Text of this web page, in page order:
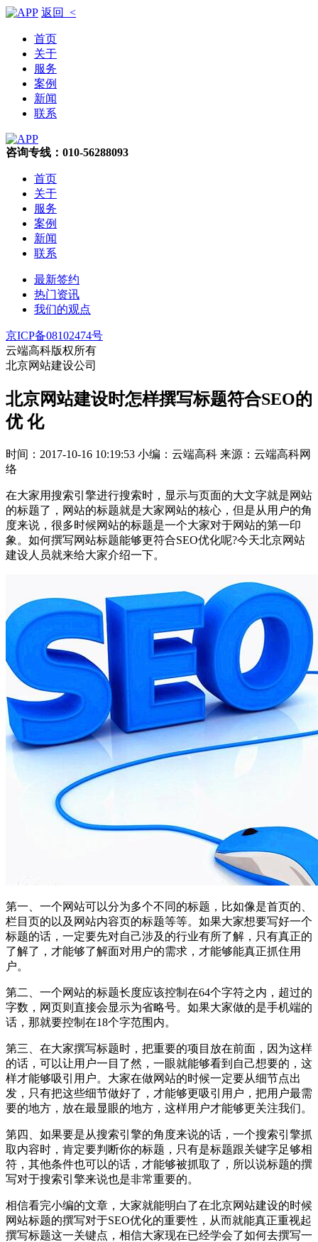
返回 <
首页
关于
服务
案例
新闻
联系
咨询专线：010-56288093
首页
关于
服务
案例
新闻
联系
最新签约
热门资讯
我们的观点
京ICP备08102474号
云端高科版权所有
北京网站建设公司
北京网站建设时怎样撰写标题符合SEO的
优 化
时间：2017-10-16 10:19:53 小编：云端高科 来源：云端高科网
络
在大家用搜索引擎进行搜索时，显示与页面的大文字就是网站
的标题了，网站的标题就是大家网站的核心，但是从用户的角
度来说，很多时候网站的标题是一个大家对于网站的第一印
象。如何撰写网站标题能够更符合SEO优化呢?今天北京网站
建设人员就来给大家介绍一下。
第一、一个网站可以分为多个不同的标题，比如像是首页的、
栏目页的以及网站内容页的标题等等。如果大家想要写好一个
标题的话，一定要先对自己涉及的行业有所了解，只有真正的
了解了，才能够了解面对用户的需求，才能够能真正抓住用
户。
第二、一个网站的标题长度应该控制在64个字符之内，超过的
字数，网页则直接会显示为省略号。如果大家做的是手机端的
话，那就要控制在18个字范围内。
第三、在大家撰写标题时，把重要的项目放在前面，因为这样
的话，可以让用户一目了然，一眼就能够看到自己想要的，这
样才能够吸引用户。大家在做网站的时候一定要从细节点出
发，只有把这些细节做好了，才能够更吸引用户，把用户最需
要的地方，放在最显眼的地方，这样用户才能够更关注我们。
第四、如果要是从搜索引擎的角度来说的话，一个搜索引擎抓
取内容时，肯定要判断你的标题，只有是标题跟关键字足够相
符，其他条件也可以的话，才能够被抓取了，所以说标题的撰
写对于搜索引擎来说也是非常重要的。
相信看完小编的文章，大家就能明白了在北京网站建设的时候
网站标题的撰写对于SEO优化的重要性，从而就能真正重视起
撰写标题这一关键点，相信大家现在已经学会了如何去撰写一